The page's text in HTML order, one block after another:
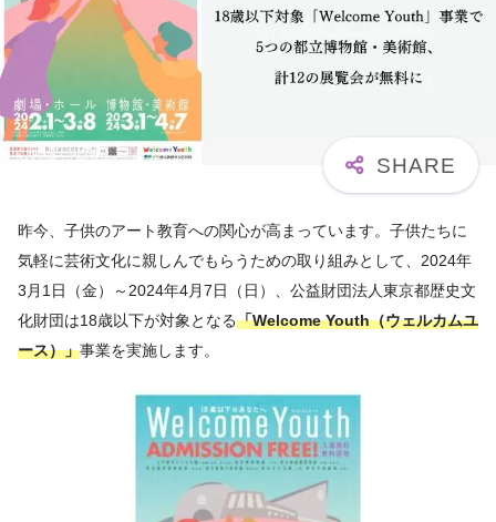
昨今、子供のアート教育への関心が高まっています。子供たちに
気軽に芸術文化に親しんでもらうための取り組みとして、2024年
3月1日（金）～2024年4月7日（日）、公益財団法人東京都歴史文
化財団は18歳以下が対象となる「Welcome Youth（ウェルカムユ
ース）」事業を実施します。